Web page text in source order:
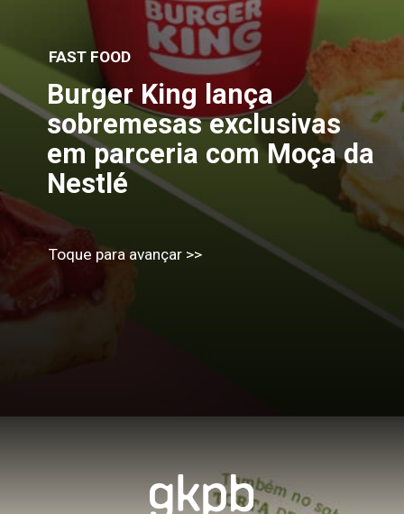
Burger King lança
sobremesas exclusivas
em parceria com Moça da
Nestlé
FAST FOOD
Toque para avançar >>